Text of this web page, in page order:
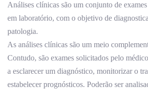
Análises clínicas são um conjunto de
em laboratório, com o objetivo de
patologia.
As análises clínicas são um meio
Contudo, são exames solicitados pelo
a esclarecer um diagnóstico, monitorizar o
estabelecer prognósticos. Poderão ser